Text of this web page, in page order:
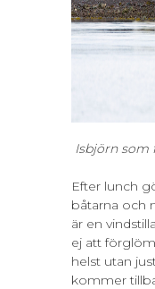
Isbjörn som
Efter lunch
båtarna och
är en
ej att
helst utan
kommer